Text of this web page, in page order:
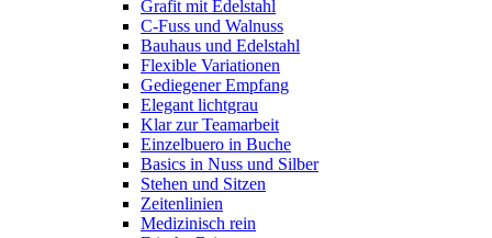
Grafit mit Edelstahl
C-Fuss und Walnuss
Bauhaus und Edelstahl
Flexible Variationen
Gediegener Empfang
Elegant lichtgrau
Klar zur Teamarbeit
Einzelbuero in Buche
Basics in Nuss und Silber
Stehen und Sitzen
Zeitenlinien
Medizinisch rein